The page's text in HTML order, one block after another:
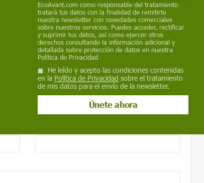
de la lluvia
EcoAvant.com como responsable del tratamiento
tratará tus datos con la finalidad de remitirte
nuestra newsletter con novedades comerciales
sobre nuestros servicios. Puedes acceder, rectificar
y suprimir tus datos, así como ejercer otros
derechos consultando la información adicional y
detallada sobre protección de datos en nuestra
Política de Privacidad
He leído y acepto las condiciones contenidas
en la Política de Privacidad sobre el tratamiento
de mis datos para el envío de la newsletter.